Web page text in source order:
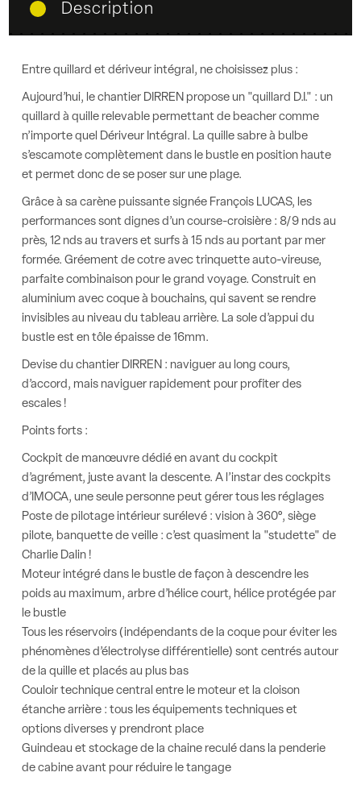
Description
Entre quillard et dériveur intégral, ne choisissez plus :
Aujourd’hui, le chantier DIRREN propose un "quillard D.I." : un
quillard à quille relevable permettant de beacher comme
n’importe quel Dériveur Intégral. La quille sabre à bulbe
s’escamote complètement dans le bustle en position haute
et permet donc de se poser sur une plage.
Grâce à sa carène puissante signée François LUCAS, les
performances sont dignes d’un course-croisière : 8/9 nds au
près, 12 nds au travers et surfs à 15 nds au portant par mer
formée. Gréement de cotre avec trinquette auto-vireuse,
parfaite combinaison pour le grand voyage. Construit en
aluminium avec coque à bouchains, qui savent se rendre
invisibles au niveau du tableau arrière. La sole d’appui du
bustle est en tôle épaisse de 16mm.
Devise du chantier DIRREN : naviguer au long cours,
d’accord, mais naviguer rapidement pour profiter des
escales !
Points forts :
Cockpit de manœuvre dédié en avant du cockpit
d’agrément, juste avant la descente. A l’instar des cockpits
d’IMOCA, une seule personne peut gérer tous les réglages
Poste de pilotage intérieur surélevé : vision à 360°, siège
pilote, banquette de veille : c’est quasiment la "studette" de
Charlie Dalin !
Moteur intégré dans le bustle de façon à descendre les
poids au maximum, arbre d’hélice court, hélice protégée par
le bustle
Tous les réservoirs (indépendants de la coque pour éviter les
phénomènes d’électrolyse différentielle) sont centrés autour
de la quille et placés au plus bas
Couloir technique central entre le moteur et la cloison
étanche arrière : tous les équipements techniques et
options diverses y prendront place
Guindeau et stockage de la chaine reculé dans la penderie
de cabine avant pour réduire le tangage